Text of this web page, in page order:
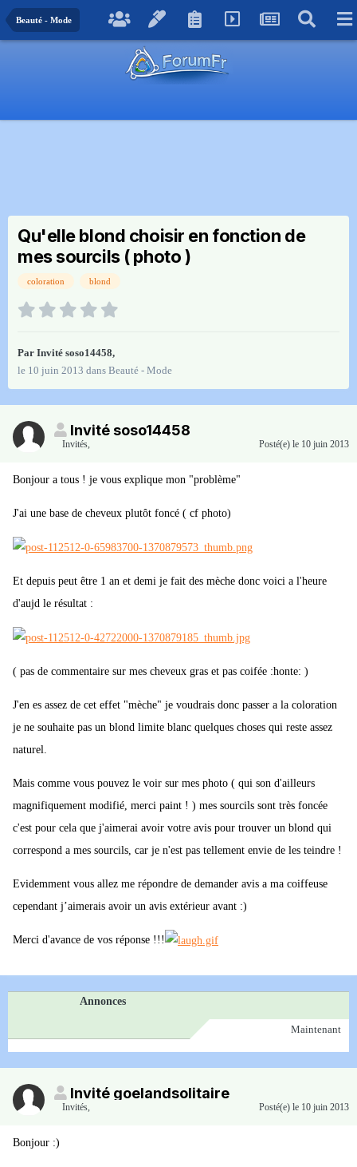
Beauté - Mode
Qu'elle blond choisir en fonction de
mes sourcils ( photo )
coloration blond
Par Invité soso14458,
le 10 juin 2013 dans Beauté - Mode
Invité soso14458
Invités, Posté(e) le 10 juin 2013
Bonjour a tous ! je vous explique mon "problème"
J'ai une base de cheveux plutôt foncé ( cf photo)
Et depuis peut être 1 an et demi je fait des mèche donc voici a l'heure
d'aujd le résultat :
( pas de commentaire sur mes cheveux gras et pas coifée :honte: )
J'en es assez de cet effet "mèche" je voudrais donc passer a la coloration
je ne souhaite pas un blond limite blanc quelques choses qui reste assez
naturel.
Mais comme vous pouvez le voir sur mes photo ( qui son d'ailleurs
magnifiquement modifié, merci paint ! ) mes sourcils sont très foncée
c'est pour cela que j'aimerai avoir votre avis pour trouver un blond qui
correspond a mes sourcils, car je n'est pas tellement envie de les teindre !
Evidemment vous allez me répondre de demander avis a ma coiffeuse
cependant j’aimerais avoir un avis extérieur avant :)
Merci d'avance de vos réponse !!!
Annonces
Maintenant
Invité goelandsolitaire
Invités, Posté(e) le 10 juin 2013
Bonjour :)